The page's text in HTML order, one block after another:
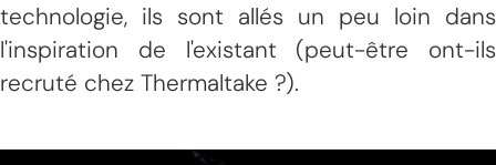
technologie, ils sont allés un peu loin dans
l'inspiration de l'existant (peut-être ont-ils
recruté chez Thermaltake ?).